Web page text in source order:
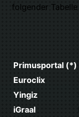
folgender Tabelle
Primusportal (*)
Euroclix
Yingiz
iGraal